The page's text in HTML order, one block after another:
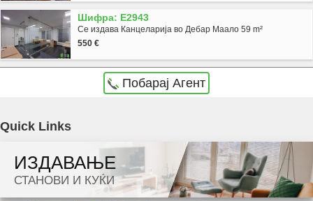
Шифра: E2943
Се издава Канцеларија во Дебар Маало 59 m²
550 €
Побарај Агент
Dokolku barate stan, kuka, deloven prostor ova e vistinskoto mesto da ja zapocnete vasata
Quick Links
ИЗДАВАЊЕ
СТАНОВИ И КУЌИ